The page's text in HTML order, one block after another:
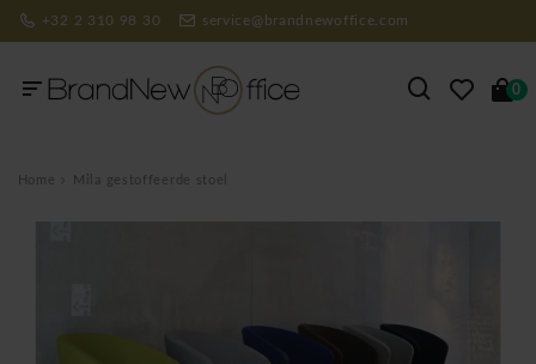
+32 2 310 98 30 service@brandnewoffice.com
0
Home Mila gestoffeerde stoel